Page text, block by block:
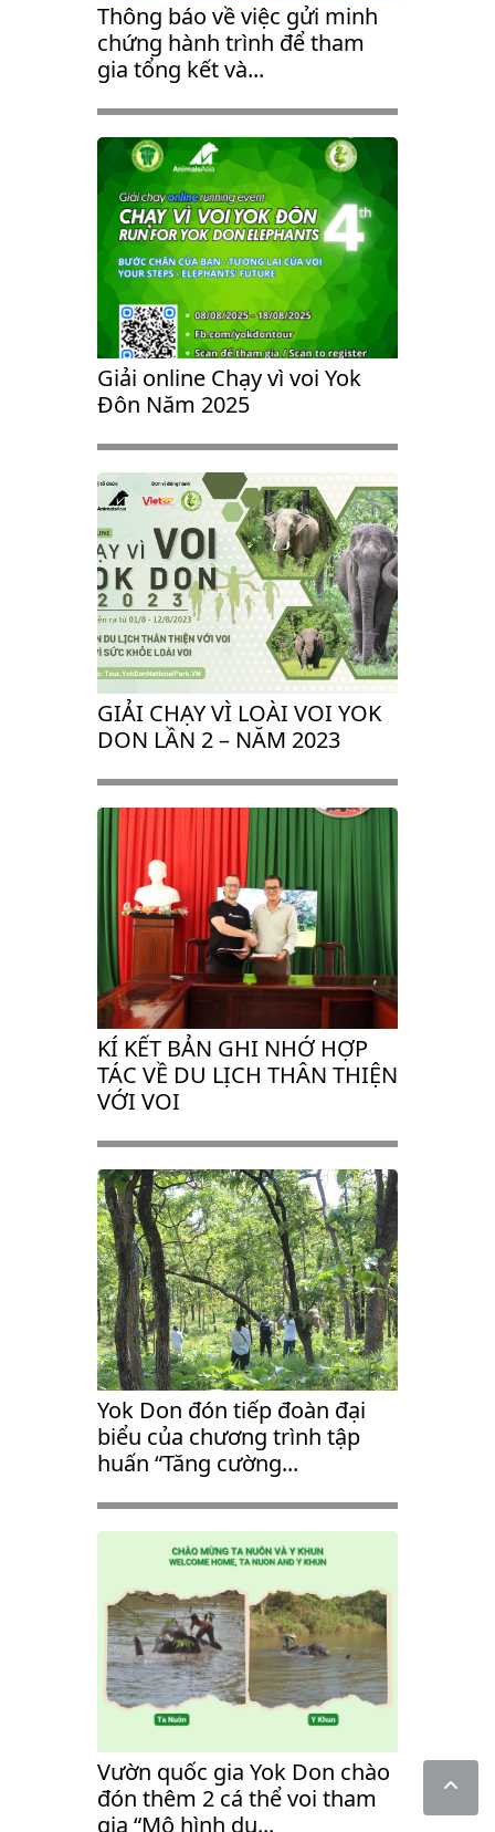
Thông báo về việc gửi minh
chứng hành trình để tham
gia tổng kết và...
Giải online Chạy vì voi Yok
Đôn Năm 2025
GIẢI CHẠY VÌ LOÀI VOI YOK
DON LẦN 2 – NĂM 2023
KÍ KẾT BẢN GHI NHỚ HỢP
TÁC VỀ DU LỊCH THÂN THIỆN
VỚI VOI
Yok Don đón tiếp đoàn đại
biểu của chương trình tập
huấn “Tăng cường...
Vườn quốc gia Yok Don chào
đón thêm 2 cá thể voi tham
gia “Mô hình du...